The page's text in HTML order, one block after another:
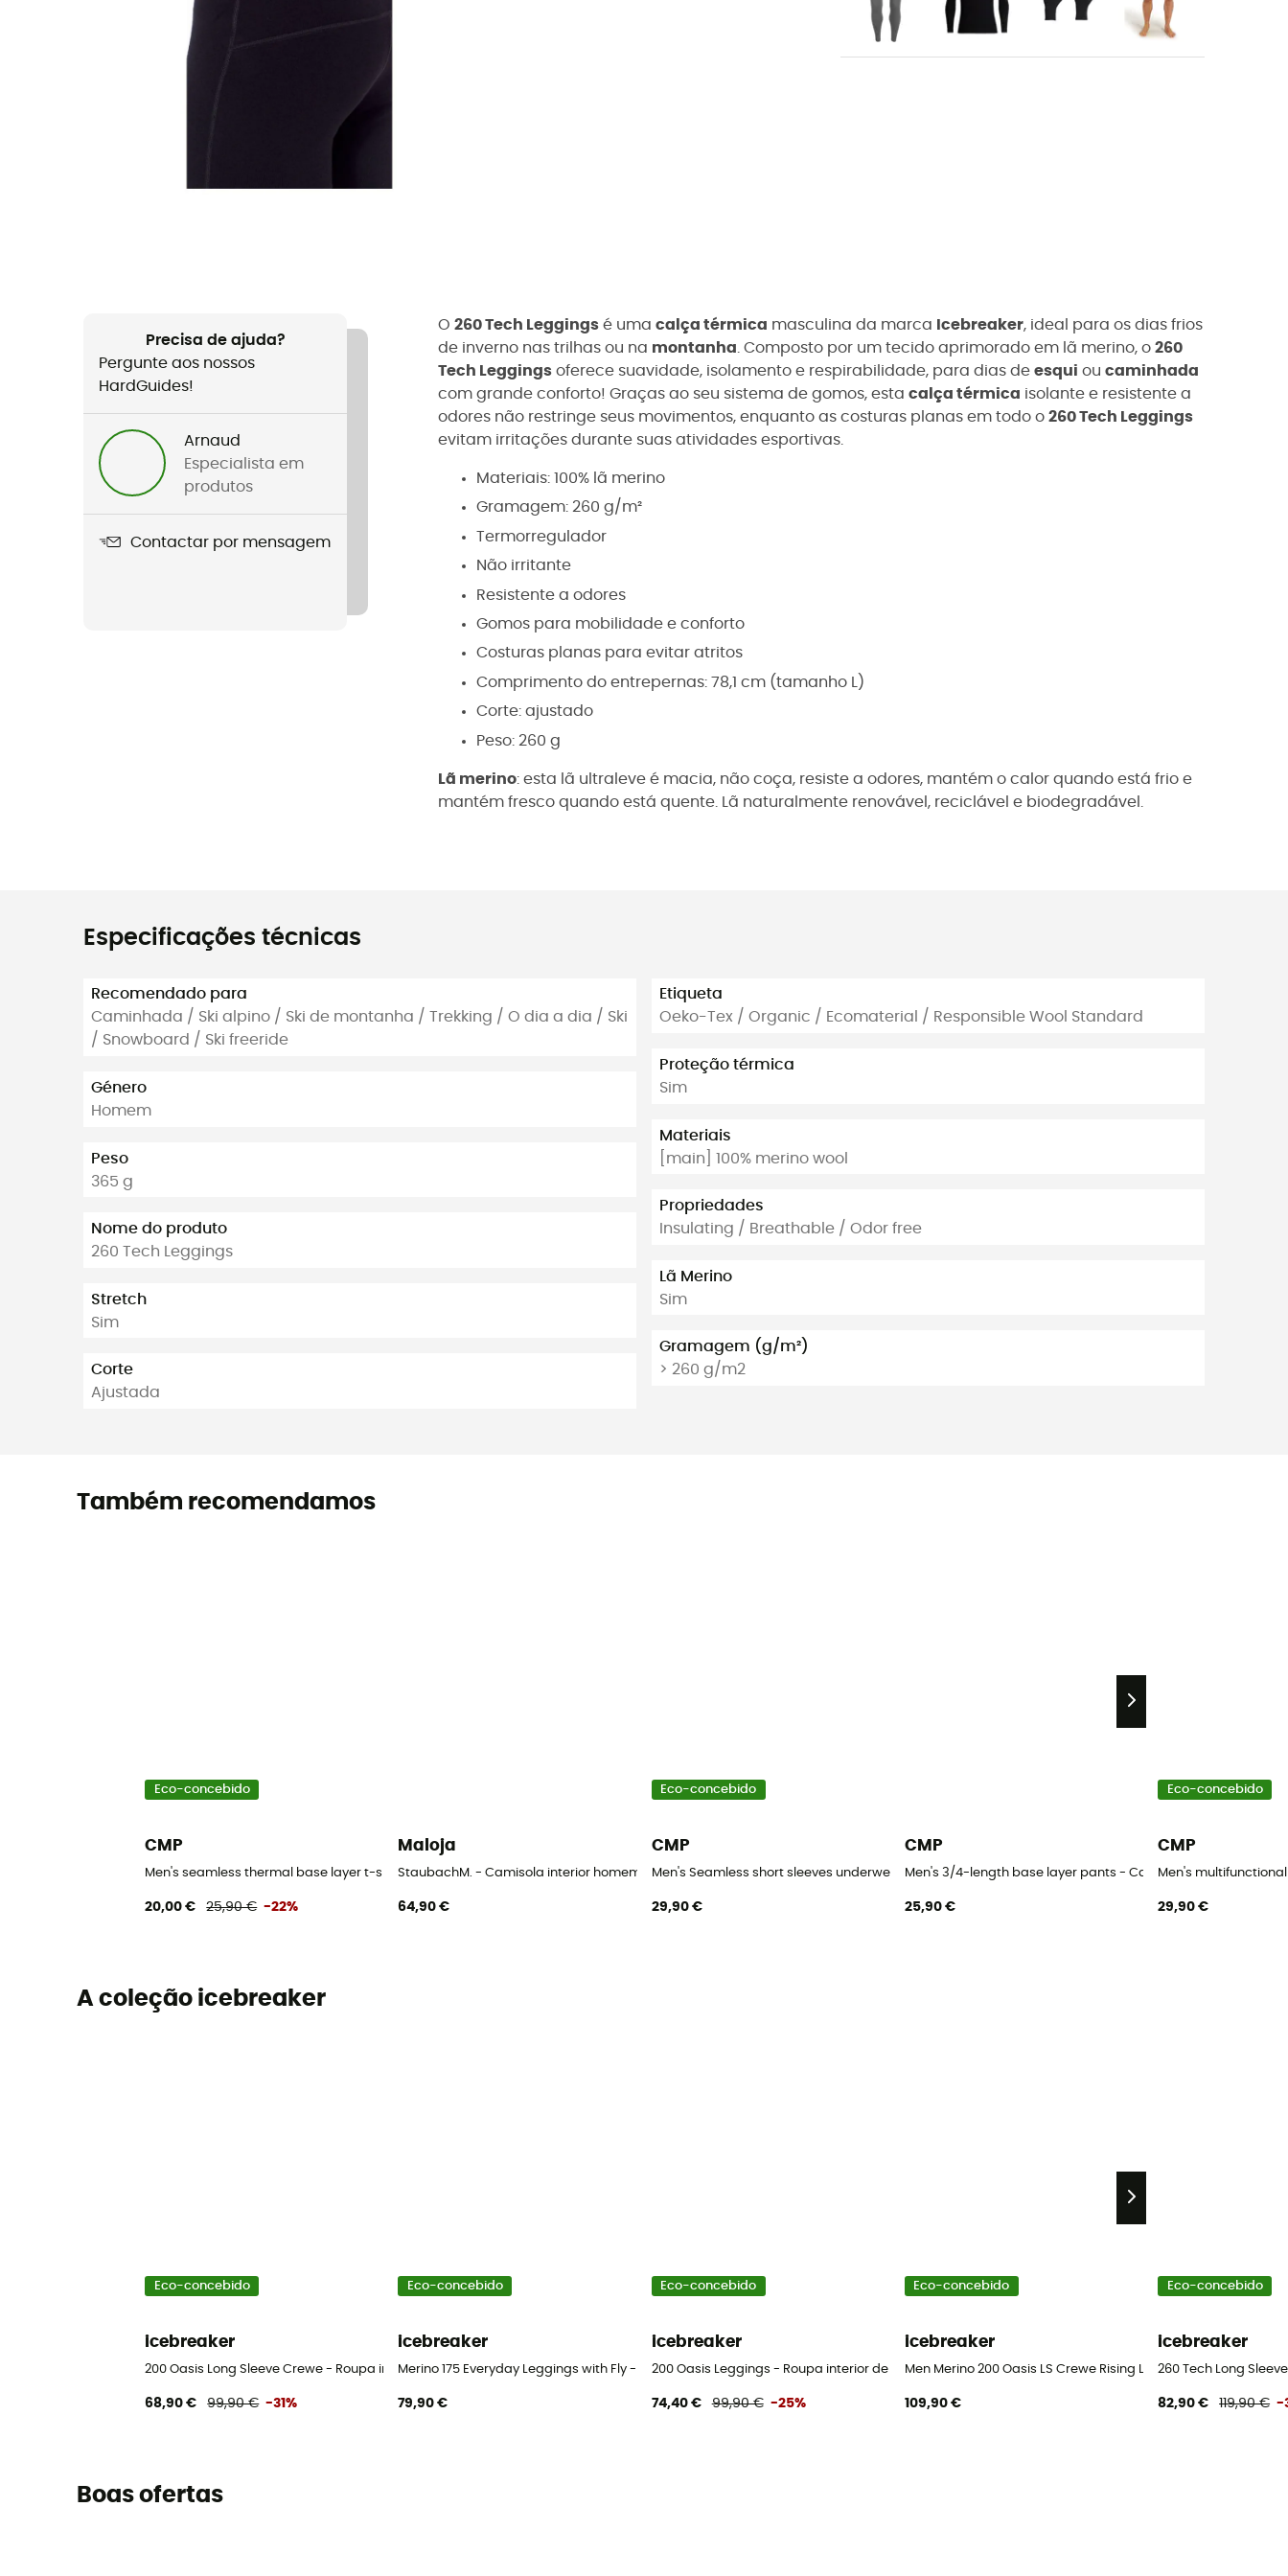
Precisa de ajuda?
Pergunte aos nossos
HardGuides!
Arnaud
Especialista em
produtos
Contactar por mensagem
O 260 Tech Leggings é uma calça térmica masculina da marca Icebreaker, ideal para os dias frios
de inverno nas trilhas ou na montanha . Composto por um tecido aprimorado em lã merino, o 260
Tech Leggings oferece suavidade, isolamento e respirabilidade, para dias de esqui ou caminhada
com grande conforto! Graças ao seu sistema de gomos, esta calça térmica isolante e resistente a
odores não restringe seus movimentos, enquanto as costuras planas em todo o 260 Tech Leggings
evitam irritações durante suas atividades esportivas.
Materiais: 100% lã merino
Gramagem: 260 g/m²
Termorregulador
Não irritante
Resistente a odores
Gomos para mobilidade e conforto
Costuras planas para evitar atritos
Comprimento do entrepernas: 78,1 cm (tamanho L)
Corte: ajustado
Peso: 260 g
Lã merino: esta lã ultraleve é macia, não coça, resiste a odores, mantém o calor quando está frio e
mantém fresco quando está quente. Lã naturalmente renovável, reciclável e biodegradável.
Especificações técnicas
Recomendado para
Caminhada / Ski alpino / Ski de montanha / Trekking / O dia a dia / Ski
/ Snowboard / Ski freeride
Género
Homem
Peso
365 g
Nome do produto
260 Tech Leggings
Stretch
Sim
Corte
Ajustada
Etiqueta
Oeko-Tex / Organic / Ecomaterial / Responsible Wool Standard
Proteção térmica
Sim
Materiais
[main] 100% merino wool
Propriedades
Insulating / Breathable / Odor free
Lã Merino
Sim
Gramagem (g/m²)
> 260 g/m2
Também recomendamos
Eco-concebido
CMP
Men's seamless thermal base layer t-shirt - Roupa interior térmica homem
20,00 € 25,90 € -22%
Maloja
StaubachM. - Camisola interior homem
64,90 €
Eco-concebido
CMP
Men's Seamless short sleeves underwear jersey - Roupa interior térmica homem
29,90 €
CMP
Men's 3/4-length base layer pants - Calça térmica homem
25,90 €
Eco-concebido
CMP
Men's
29,90 €
A coleção icebreaker
Eco-concebido
icebreaker
200 Oasis Long Sleeve Crewe - Roupa interior de lã merino homem
68,90 € 99,90 € -31%
Eco-concebido
icebreaker
Merino 175 Everyday Leggings with Fly - Collant térmico de lã merino homem
79,90 €
Eco-concebido
icebreaker
200 Oasis Leggings - Roupa interior de lã merino homem
74,40 € 99,90 € -25%
Eco-concebido
icebreaker
Men Merino 200 Oasis LS Crewe Rising Light - Camisola
109,90 €
Eco-concebido
icebreaker
260 Tech Long
82,90 € 119,90 € -
Boas ofertas